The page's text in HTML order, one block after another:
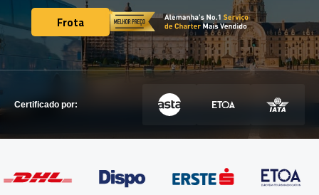
ENTRE EM CONTACTO
ENTRE EM CONTACTO
Frota
Frota
Certificado por: